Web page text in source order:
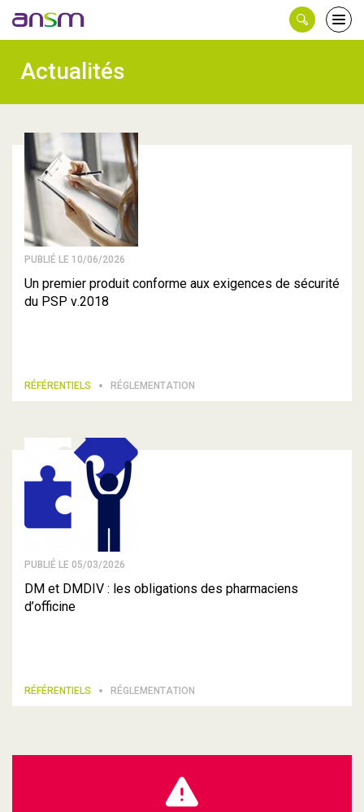
le
Actualités
PUBLIÉ LE 10/06/2026
Un premier produit conforme aux exigences de sécurité
du PSP v.2018
RÉFÉRENTIELS RÉGLEMENTATION
PUBLIÉ LE 05/03/2026
DM et DMDIV : les obligations des pharmaciens
d’officine
RÉFÉRENTIELS RÉGLEMENTATION